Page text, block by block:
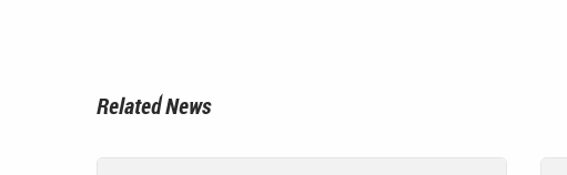
Related News